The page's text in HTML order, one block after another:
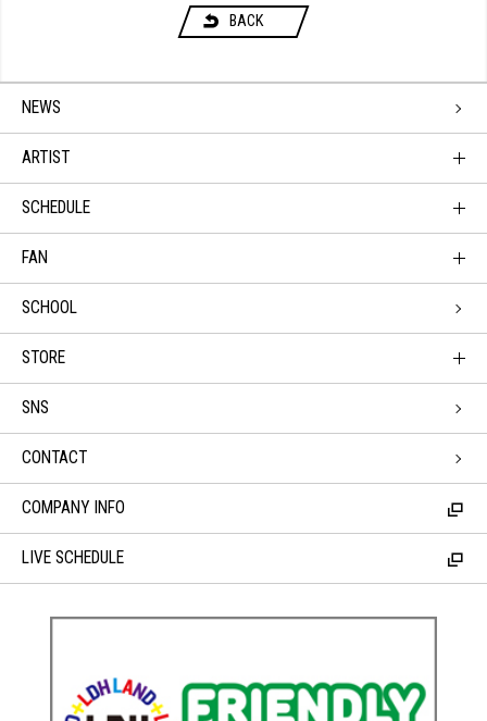
BACK
NEWS
ARTIST
SCHEDULE
FAN
SCHOOL
STORE
SNS
CONTACT
COMPANY INFO
LIVE SCHEDULE